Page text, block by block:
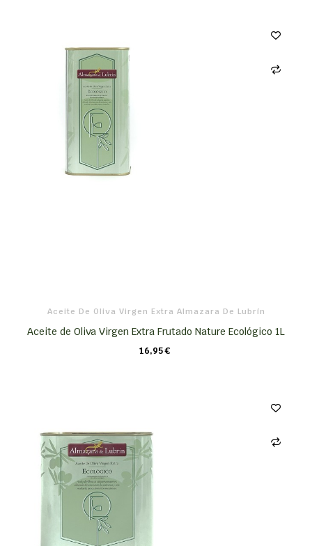
Aceite De Oliva Virgen Extra Almazara De Lubrín
Aceite de Oliva Virgen Extra Frutado Nature Ecológico 1L
16,95 €
CARRO